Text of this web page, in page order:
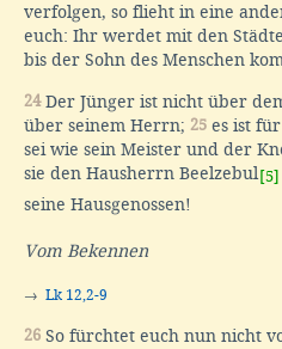
verfolgen, so flieht in eine
euch: Ihr werdet mit den
bis der Sohn des Menschen
24Der Jünger ist nicht über
über seinem Herrn; 25 es ist
sei wie sein Meister und der
sie den Hausherrn Beelzebul [5]
seine Hausgenossen!
Vom Bekennen
→ Lk 12,2-9
26 So fürchtet euch nun nicht